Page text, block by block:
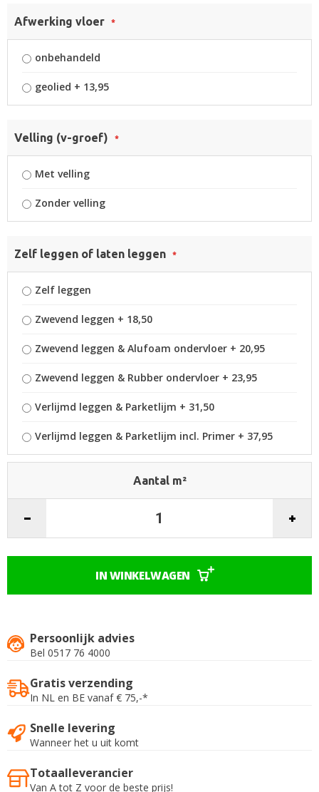
Afwerking vloer
onbehandeld
geolied + 13,95
Velling (v-groef)
Met velling
Zonder velling
Zelf leggen of laten leggen
Zelf leggen
Zwevend leggen + 18,50
Zwevend leggen & Alufoam ondervloer + 20,95
Zwevend leggen & Rubber ondervloer + 23,95
Verlijmd leggen & Parketlijm + 31,50
Verlijmd leggen & Parketlijm incl. Primer + 37,95
Aantal m²
IN WINKELWAGEN
Persoonlijk advies
Bel 0517 76 4000
Gratis verzending
In NL en BE vanaf € 75,-*
Snelle levering
Wanneer het u uit komt
Totaalleverancier
Van A tot Z voor de beste prijs!